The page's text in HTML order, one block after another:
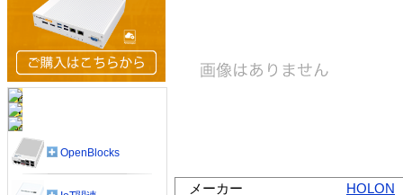
メーカー
HOLON
OpenBlocks